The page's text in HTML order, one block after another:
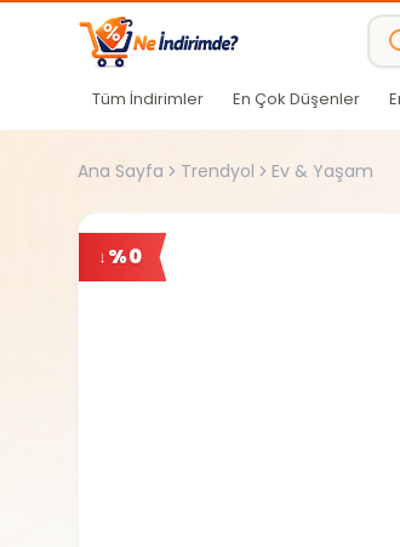
Ana içeriğe atla
Tüm İndirimler En Çok Düşenler
Ana Sayfa Trendyol Ev & Yaşam
%0